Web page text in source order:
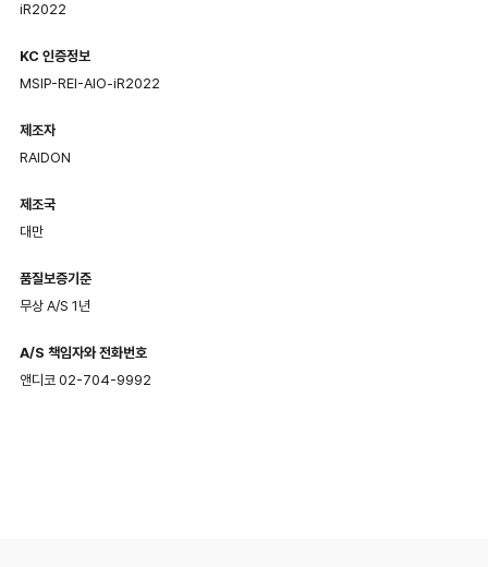
iR2022
KC 인증정보
MSIP-REI-AIO-iR2022
제조자
RAIDON
제조국
대만
품질보증기준
무상 A/S 1년
A/S 책임자와 전화번호
앤디코 02-704-9992